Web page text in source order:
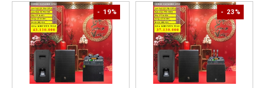
- 19% - 23%